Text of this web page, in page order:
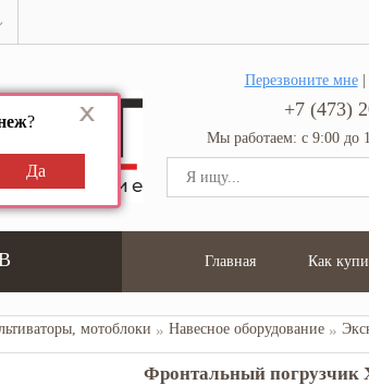
?
Перезвоните мне|
+7 (473)
Мы работаем: с 9:00 до
Главная Как
мотоблоки Навесное оборудование
Фронтальный погрузчик